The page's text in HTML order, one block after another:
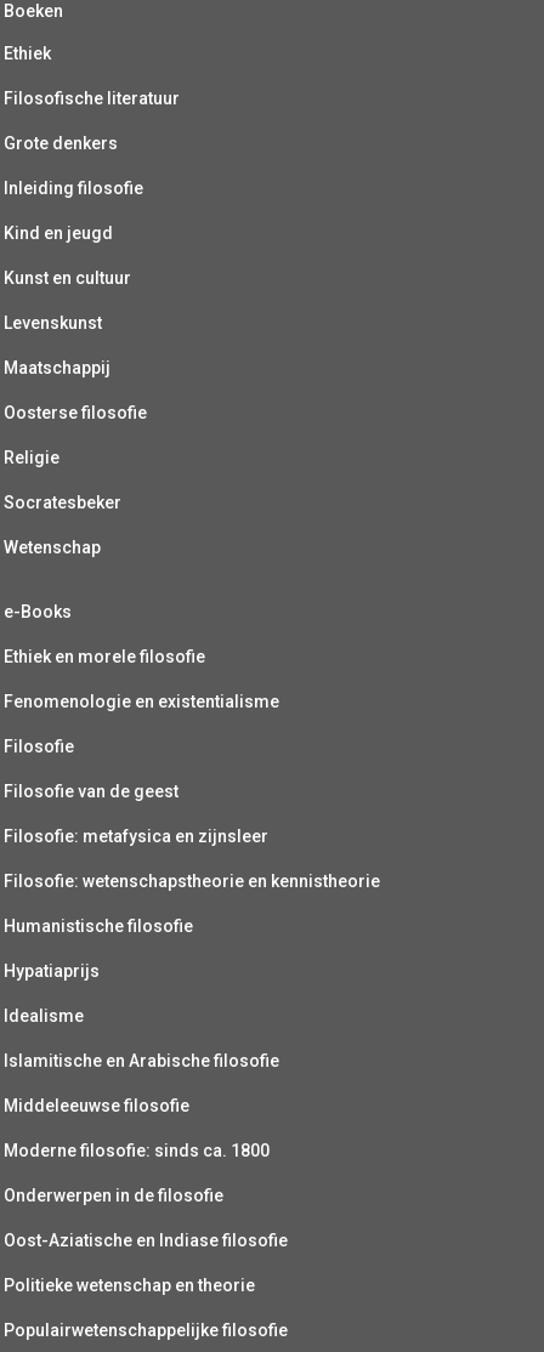
Boeken
Ethiek
Filosofische literatuur
Grote denkers
Inleiding filosofie
Kind en jeugd
Kunst en cultuur
Levenskunst
Maatschappij
Oosterse filosofie
Religie
Socratesbeker
Wetenschap
e-Books
Ethiek en morele filosofie
Fenomenologie en existentialisme
Filosofie
Filosofie van de geest
Filosofie: metafysica en zijnsleer
Filosofie: wetenschapstheorie en kennistheorie
Humanistische filosofie
Hypatiaprijs
Idealisme
Islamitische en Arabische filosofie
Middeleeuwse filosofie
Moderne filosofie: sinds ca. 1800
Onderwerpen in de filosofie
Oost-Aziatische en Indiase filosofie
Politieke wetenschap en theorie
Populairwetenschappelijke filosofie